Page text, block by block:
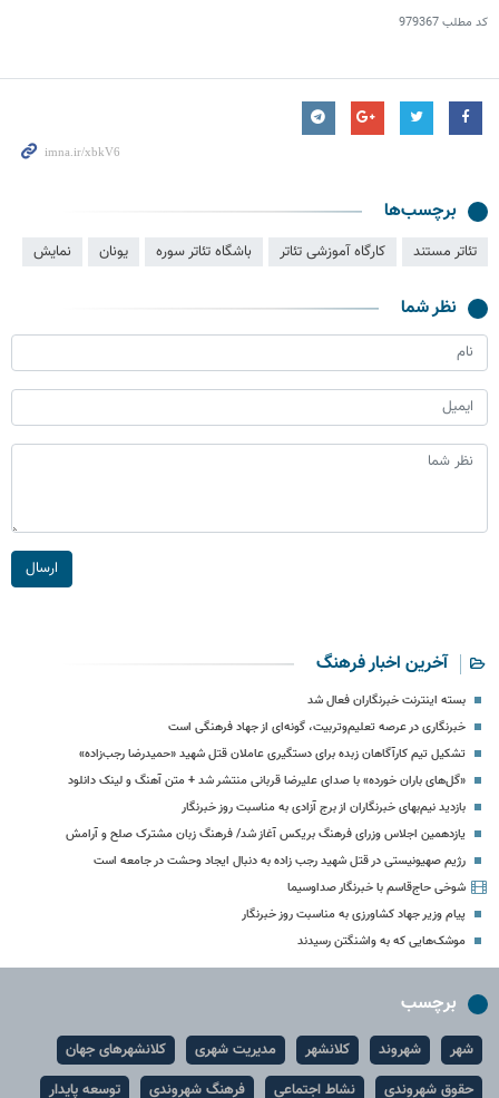
کد مطلب979367
برچسب‌ها
تئاتر مستند کارگاه آموزشی تئاتر باشگاه تئاتر سوره یونان نمایش
نظر شما
ارسال
آخرین اخبار فرهنگ
بسته اینترنت خبرنگاران فعال شد
خبرنگاری در عرصه تعلیم‌وتربیت، گونه‌ای از جهاد فرهنگی است
تشکیل تیم کارآگاهان زبده برای دستگیری عاملان قتل شهید «حمیدرضا رجب‌زاده»
«گل‌های باران خورده» با صدای علیرضا قربانی منتشر شد + متن آهنگ و لینک دانلود
بازدید نیم‌بهای خبرنگاران از برج آزادی به مناسبت روز خبرنگار
یازدهمین اجلاس وزرای فرهنگ بریکس آغاز شد/ فرهنگ زبان مشترک صلح و آرامش
رژیم صهیونیستی در قتل شهید رجب زاده به دنبال ایجاد وحشت در جامعه است
شوخی حاج‌قاسم با خبرنگار صداوسیما
پیام وزیر جهاد کشاورزی به مناسبت روز خبرنگار
موشک‌هایی که به واشنگتن رسیدند
برچسب
شهر شهروند کلانشهر مدیریت شهری
کلانشهرهای جهان
حقوق شهروندی
نشاط اجتماعی فرهنگ شهروندی توسعه پایدار